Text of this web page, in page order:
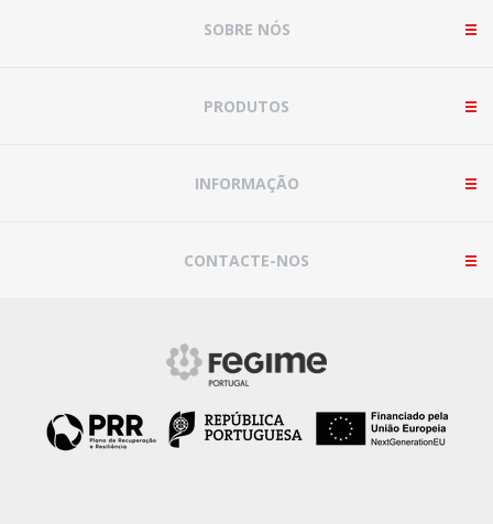
SOBRE NÓS
PRODUTOS
INFORMAÇÃO
CONTACTE-NOS